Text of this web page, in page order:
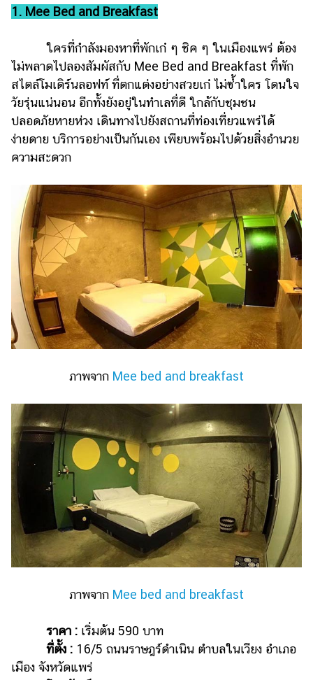
อาหาร
ง่ายๆ
ช้อป
ปิ้ง
รถยนต์
บ้าน
และ
ตกแต่ง
มือ
ถือ
ราคา
ทอง
ราคา
น้ำมัน
วา
แต่งงาน
แม่
Infographic
บริการ
คอร์ส
ออนไลน์
1. Mee Bed and Breakfast
ใครที่กำลังมองหาที่พักเก๋ ๆ ชิค ๆ ในเมืองแพร่ ต้อง
ไม่พลาดไปลองสัมผัสกับ Mee Bed and Breakfast ที่พัก
สไตล์โมเดิร์นลอฟท์ ที่ตกแต่งอย่างสวยเก๋ ไม่ซ้ำใคร โดนใจ
วัยรุ่นแน่นอน อีกทั้งยังอยู่ในทำเลที่ดี ใกล้กับชุมชน
ปลอดภัยหายห่วง เดินทางไปยังสถานที่ท่องเที่ยวแพร่ได้
ง่ายดาย บริการอย่างเป็นกันเอง เพียบพร้อมไปด้วยสิ่งอำนวย
ความสะดวก
ภาพจาก Mee bed and breakfast
ภาพจาก Mee bed and breakfast
ราคา : เริ่มต้น 590 บาท
ที่ตั้ง : 16/5 ถนนราษฎร์ดำเนิน ตำบลในเวียง อำเภอ
เมือง จังหวัดแพร่